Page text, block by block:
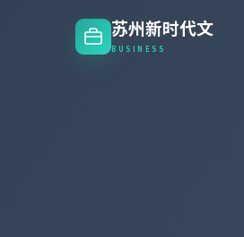
苏州新时代文
BUSINESS